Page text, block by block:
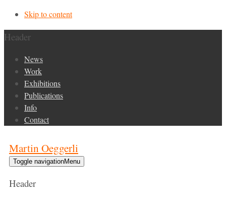
Skip to content
Header
News
Work
Exhibitions
Publications
Info
Contact
Martin Oeggerli
Toggle navigationMenu
Header